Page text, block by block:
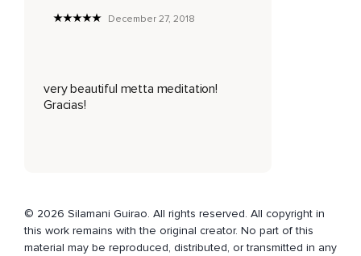
December 27, 2018
very beautiful metta meditation!
Gracias!
© 2026 Silamani Guirao. All rights reserved. All copyright in
this work remains with the original creator. No part of this
material may be reproduced, distributed, or transmitted in any